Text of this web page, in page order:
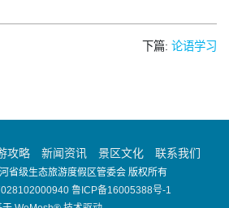
下篇: 论语学习
攻略 新闻资讯 景区文化 联系我们
省级生态旅游度假区管委会 版权所有
鲁ICP备16005388号-1